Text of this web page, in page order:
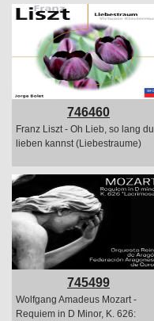
746460
Franz Liszt - Oh Lieb, so lang du
lieben kannst (Liebestraume)
745499
Wolfgang Amadeus Mozart -
Requiem in D Minor, K. 626: